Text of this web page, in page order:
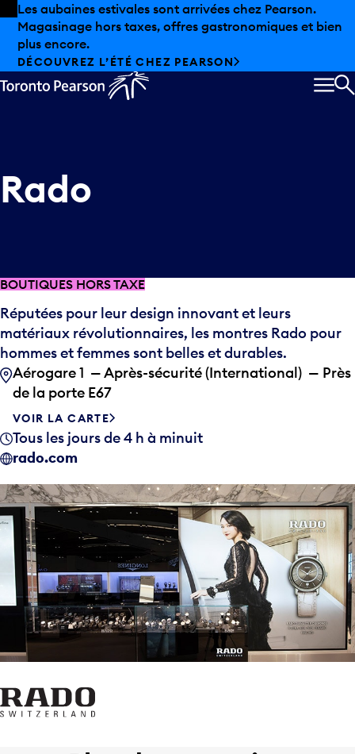
Skip to offers
Passer au contenu principal
Les aubaines estivales sont arrivées chez Pearson.
Magasinage hors taxes, offres gastronomiques et bien
plus encore.
DÉCOUVREZ L’ÉTÉ CHEZ PEARSON
Rado
BOUTIQUES HORS TAXE
Réputées pour leur design innovant et leurs
matériaux révolutionnaires, les montres Rado pour
hommes et femmes sont belles et durables.
Aérogare 1 — Après-sécurité (International) — Près
de la porte E67
VOIR LA CARTE
Tous les jours de 4 h à minuit
rado.com